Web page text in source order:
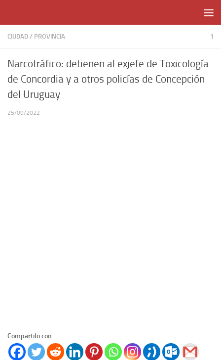
CIUDAD / PROVINCIA 1
Narcotráfico: detienen al exjefe de Toxicología
de Concordia y a otros policías de Concepción
del Uruguay
25/09/2022
Compartilo con